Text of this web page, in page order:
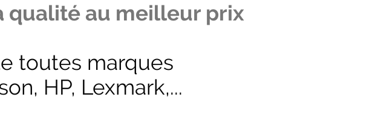
qualité au meilleur prix
toutes marques
HP, Lexmark,...